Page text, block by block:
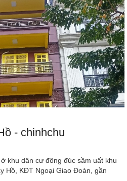
- chinhchu
khu dân cư đông đúc sầm uất khu
Hồ, KĐT Ngoại Giao Đoàn, gần